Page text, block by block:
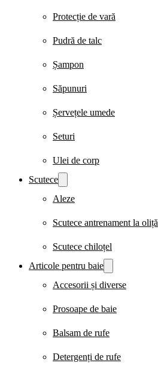
Protecție de vară
Pudră de talc
Șampon
Săpunuri
Șervețele umede
Seturi
Ulei de corp
Scutece
Aleze
Scutece antrenament la oliță
Scutece chiloțel
Articole pentru baie
Accesorii și diverse
Prosoape de baie
Balsam de rufe
Detergenți de rufe